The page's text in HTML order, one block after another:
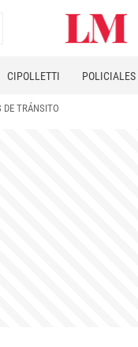
CIPOLLETTI POLICIALES
DE TRÁNSITO